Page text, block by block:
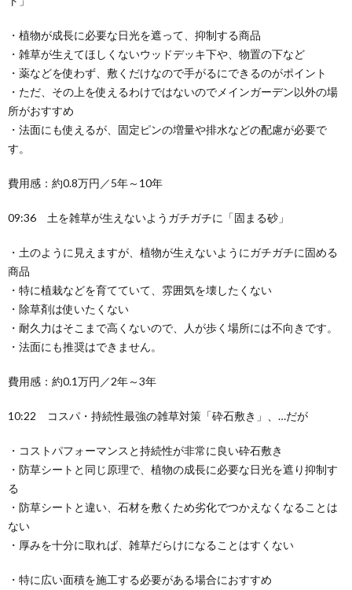
・植物が成長に必要な日光を遮って、抑制する商品
・雑草が生えてほしくないウッドデッキ下や、物置の下など
・薬などを使わず、敷くだけなので手がるにできるのがポイント
・ただ、その上を使えるわけではないのでメインガーデン以外の場
所がおすすめ
・法面にも使えるが、固定ピンの増量や排水などの配慮が必要で
す。
費用感：約0.8万円／5年～10年
09:36 土を雑草が生えないようガチガチに「固まる砂」
・土のように見えますが、植物が生えないようにガチガチに固める
商品
・特に植栽などを育てていて、雰囲気を壊したくない
・除草剤は使いたくない
・耐久力はそこまで高くないので、人が歩く場所には不向きです。
・法面にも推奨はできません。
費用感：約0.1万円／2年～3年
10:22 コスパ・持続性最強の雑草対策「砕石敷き」、…だが
・コストパフォーマンスと持続性が非常に良い砕石敷き
・防草シートと同じ原理で、植物の成長に必要な日光を遮り抑制す
る
・防草シートと違い、石材を敷くため劣化でつかえなくなることは
ない
・厚みを十分に取れば、雑草だらけになることはすくない
・特に広い面積を施工する必要がある場合におすすめ